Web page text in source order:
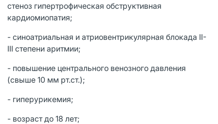
стеноз гипертрофическая обструктивная
кардиомиопатия;
- синоатриальная и атриовентрикулярная блокада II-
III степени аритмии;
- повышение центрального венозного давления
(свыше 10 мм рт.ст.);
- гиперурикемия;
- возраст до 18 лет;